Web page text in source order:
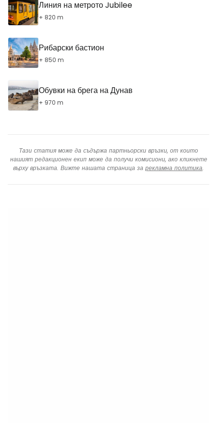
Линия на метрото Jubilee
+ 820 m
Рибарски бастион
+ 850 m
Обувки на брега на Дунав
+ 970 m
Тази статия може да съдържа партньорски връзки, от които
нашият редакционен екип може да получи комисиони, ако кликнете
върху връзката. Вижте нашата страница за рекламна политика.